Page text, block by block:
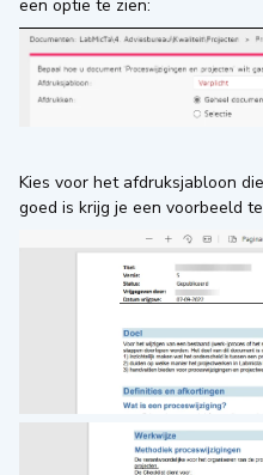
een optie te zien:
Kies voor het afdruksjabloon
goed is krijg je een voorbeeld